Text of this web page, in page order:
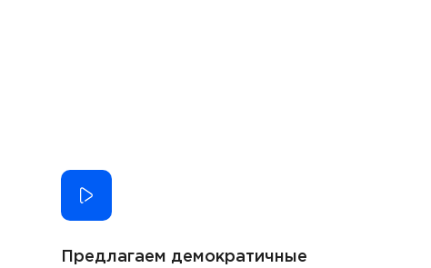
Предлагаем демократичные